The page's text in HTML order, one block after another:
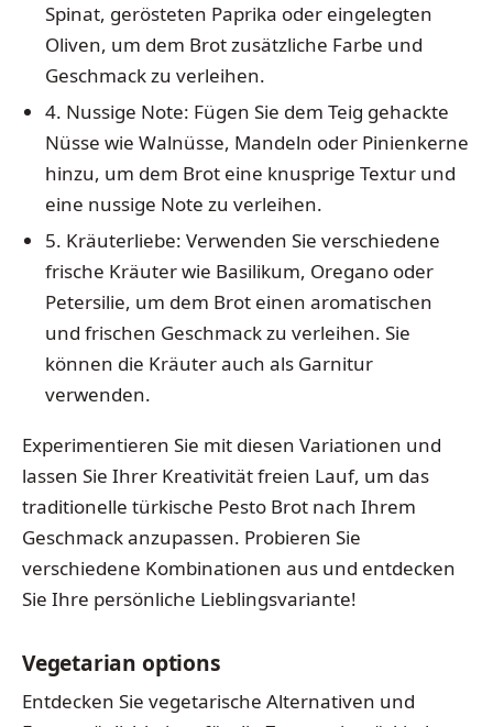
Spinat, gerösteten Paprika oder eingelegten
Oliven, um dem Brot zusätzliche Farbe und
Geschmack zu verleihen.
4. Nussige Note: Fügen Sie dem Teig gehackte
Nüsse wie Walnüsse, Mandeln oder Pinienkerne
hinzu, um dem Brot eine knusprige Textur und
eine nussige Note zu verleihen.
5. Kräuterliebe: Verwenden Sie verschiedene
frische Kräuter wie Basilikum, Oregano oder
Petersilie, um dem Brot einen aromatischen
und frischen Geschmack zu verleihen. Sie
können die Kräuter auch als Garnitur
verwenden.
Experimentieren Sie mit diesen Variationen und
lassen Sie Ihrer Kreativität freien Lauf, um das
traditionelle türkische Pesto Brot nach Ihrem
Geschmack anzupassen. Probieren Sie
verschiedene Kombinationen aus und entdecken
Sie Ihre persönliche Lieblingsvariante!
Vegetarian options
Entdecken Sie vegetarische Alternativen und